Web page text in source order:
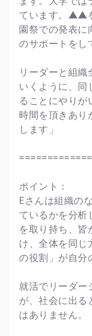
ています。▲▲
園祭での発表に
のサポートをし
リーダーと組
いくように、同
ることにやりが
時間を頂きあり
します」
ポイント：
Eさんは組織の
ているかを分析
を取り持ち、皆
け、全体を同じ
の役割」が自分
就活でリーダー
が、社会に出る
はありません。